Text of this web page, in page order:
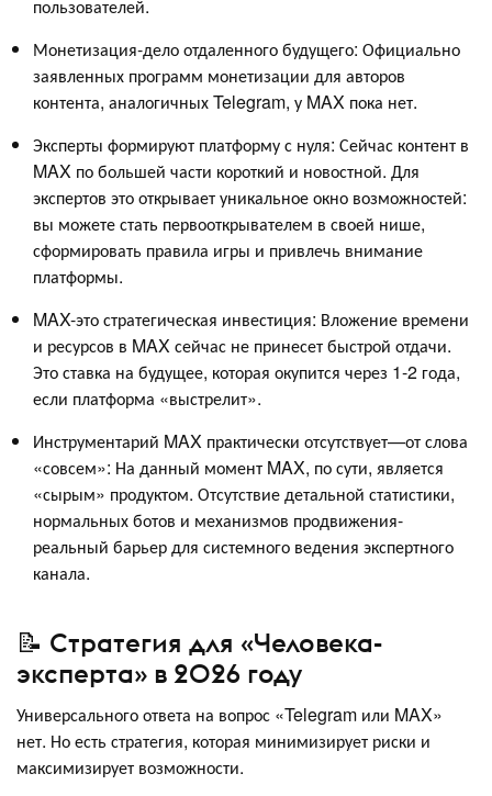
пользователей.
Монетизация-дело отдаленного будущего: Официально
заявленных программ монетизации для авторов
контента, аналогичных Telegram, у MAX пока нет.
Эксперты формируют платформу с нуля: Сейчас контент в
MAX по большей части короткий и новостной. Для
экспертов это открывает уникальное окно возможностей:
вы можете стать первооткрывателем в своей нише,
сформировать правила игры и привлечь внимание
платформы.
MAX-это стратегическая инвестиция: Вложение времени
и ресурсов в MAX сейчас не принесет быстрой отдачи.
Это ставка на будущее, которая окупится через 1-2 года,
если платформа «выстрелит».
Инструментарий MAX практически отсутствует—от слова
«совсем»: На данный момент MAX, по сути, является
«сырым» продуктом. Отсутствие детальной статистики,
нормальных ботов и механизмов продвижения-
реальный барьер для системного ведения экспертного
канала.
📝 Стратегия для «Человека-
эксперта» в 2026 году
Универсального ответа на вопрос «Telegram или MAX»
нет. Но есть стратегия, которая минимизирует риски и
максимизирует возможности.